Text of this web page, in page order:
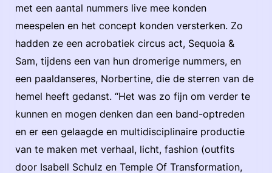
met een aantal nummers live mee konden
meespelen en het concept konden versterken. Zo
hadden ze een acrobatiek circus act, Sequoia &
Sam, tijdens een van hun dromerige nummers, en
een paaldanseres, Norbertine, die de sterren van de
hemel heeft gedanst. “Het was zo fijn om verder te
kunnen en mogen denken dan een band-optreden
en er een gelaagde en multidisciplinaire productie
van te maken met verhaal, licht, fashion (outfits
door Isabell Schulz en Temple Of Transformation,